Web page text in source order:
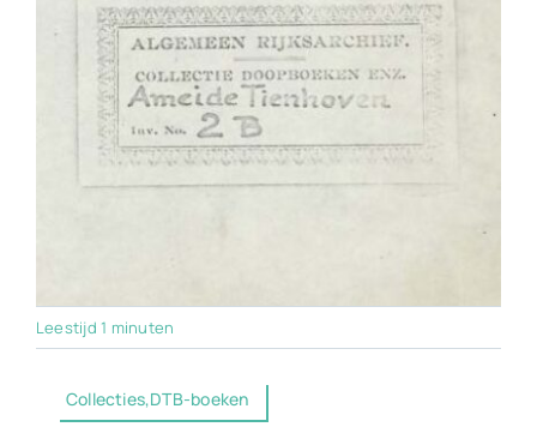
Leestijd 1 minuten
Collecties,DTB-boeken